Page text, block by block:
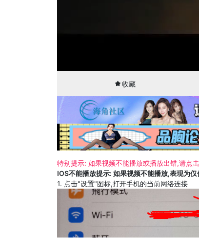
收藏
特别提示: 如果视频不能播放或播放出错,请点
IOS不能播放提示: 如果视频不能播放,表现为
1. 点击"设置"图标,打开手机的当前网络连接